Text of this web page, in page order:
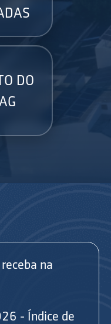
DO
na
- Índice de